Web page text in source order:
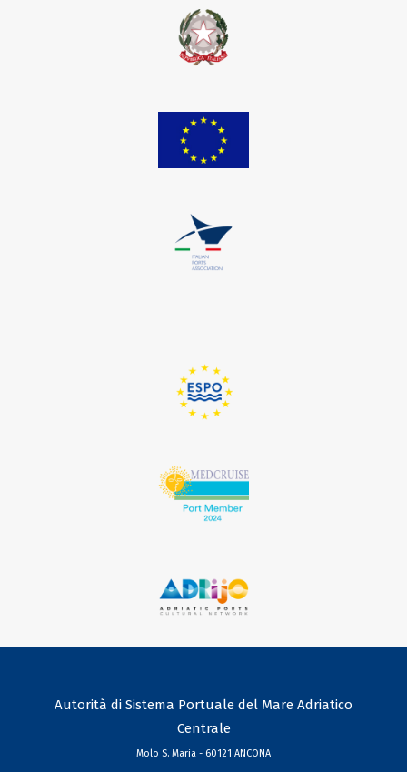
Autorità di Sistema Portuale del Mare Adriatico
Centrale
Molo S. Maria - 60121 ANCONA